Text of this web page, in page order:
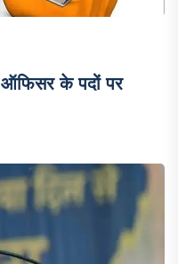
के पदों पर